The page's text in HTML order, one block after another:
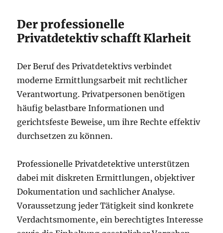
Der professionelle
Privatdetektiv schafft Klarheit
Der Beruf des Privatdetektivs verbindet
moderne Ermittlungsarbeit mit rechtlicher
Verantwortung. Privatpersonen benötigen
häufig belastbare Informationen und
gerichtsfeste Beweise, um ihre Rechte effektiv
durchsetzen zu können.
Professionelle Privatdetektive unterstützen
dabei mit diskreten Ermittlungen, objektiver
Dokumentation und sachlicher Analyse.
Voraussetzung jeder Tätigkeit sind konkrete
Verdachtsmomente, ein berechtigtes Interesse